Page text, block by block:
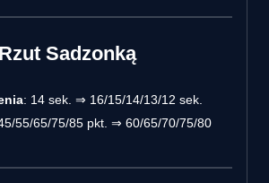
Sadzonką
: 14 sek. ⇒ 16/15/14/13/12 sek.
55/65/75/85 pkt. ⇒ 60/65/70/75/80